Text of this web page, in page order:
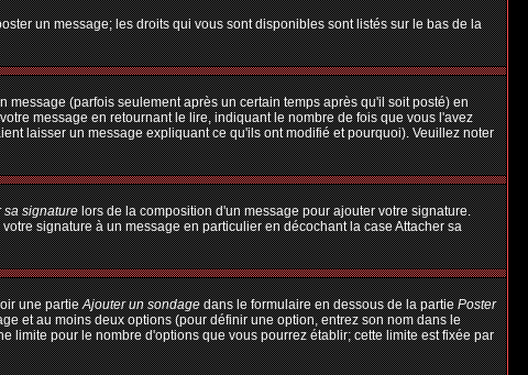
un message; les droits qui vous sont disponibles sont listés sur le bas de la
(parfois seulement après un certain temps après qu'il soit posté) en
message en retournant le lire, indiquant le nombre de fois que vous l'avez
laisser un message expliquant ce qu'ils ont modifié et pourquoi). Veuillez noter
sa signaturelors de la composition d'un message pour ajouter votre signature.
signature à un message en particulier en décochant la case Attacher sa
une partieAjouter un sondagedans le formulaire en dessous de la partiePoster
et au moins deux options (pour définir une option, entrez son nom dans le
limite pour le nombre d'options que vous pourrez établir; cette limite est fixée par